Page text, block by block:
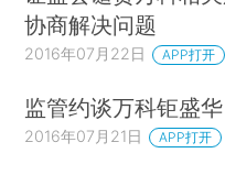
协商解决问题
2016年07月22日 APP打开
监管约谈万科钜盛
2016年07月21日 APP打开